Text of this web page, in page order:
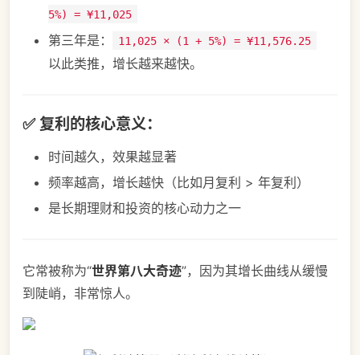
5%) = ¥11,025
第三年是： 11,025 × (1 + 5%) = ¥11,576.25
以此类推，增长越来越快。
✅ 复利的核心意义：
时间越久，效果越显著
频率越高，增长越快（比如月复利 > 年复利）
是长期理财和投资的核心动力之一
它常被称为“世界第八大奇迹”，因为其增长曲线从缓慢
到陡峭，非常惊人。